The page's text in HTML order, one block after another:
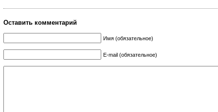
Оставить комментарий
Имя (обязательное)
E-mail (обязательное)